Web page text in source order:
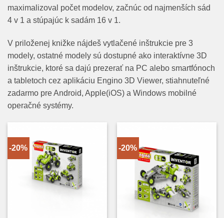
maximalizoval počet modelov, začnúc od najmenších sád
4 v 1 a stúpajúc k sadám 16 v 1.
V priloženej knižke nájdeš vytlačené inštrukcie pre 3
modely, ostatné modely sú dostupné ako interaktívne 3D
inštrukcie, ktoré sa dajú prezerať na PC alebo smartfónoch
a tabletoch cez aplikáciu Engino 3D Viewer, stiahnuteľné
zadarmo pre Android, Apple(iOS) a Windows mobilné
operačné systémy.
-20% -20%